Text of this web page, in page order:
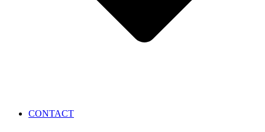
CONTACT